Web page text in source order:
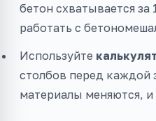
бетон схватывается за
работать с
Используйте
столбов перед каждой
материалы меняются,